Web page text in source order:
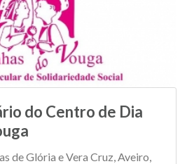
do Centro de Dia
de Glória e Vera Cruz, Aveiro,